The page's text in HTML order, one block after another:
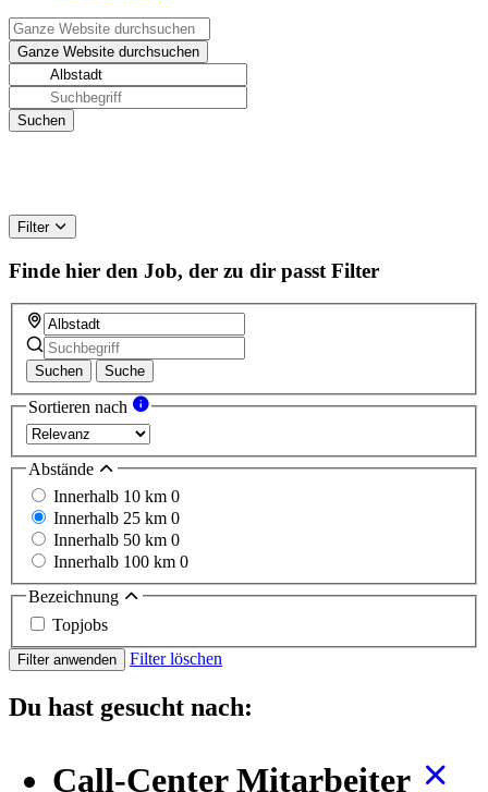
Filter
Finde hier den Job, der zu dir passt Filter
Suchen Suche
Sortieren nach
Abstände
Innerhalb 10 km 0
Innerhalb 25 km 0
Innerhalb 50 km 0
Innerhalb 100 km 0
Bezeichnung
Topjobs
Filter anwenden Filter löschen
Du hast gesucht nach:
Call-Center Mitarbeiter